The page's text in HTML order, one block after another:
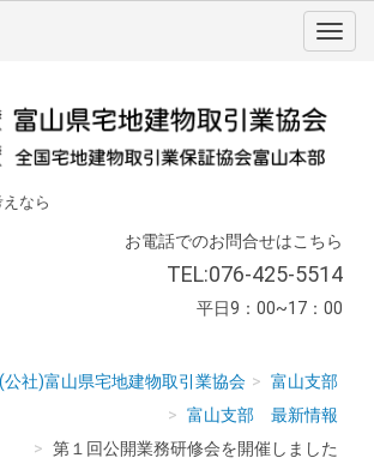
なら
お電話でのお問合せはこちら
TEL:076-425-5514
平日9：00~17：00
(公社)富山県宅地建物取引業協会
富山支部
富山支部 最新情報
第１回公開業務研修会を開催しました